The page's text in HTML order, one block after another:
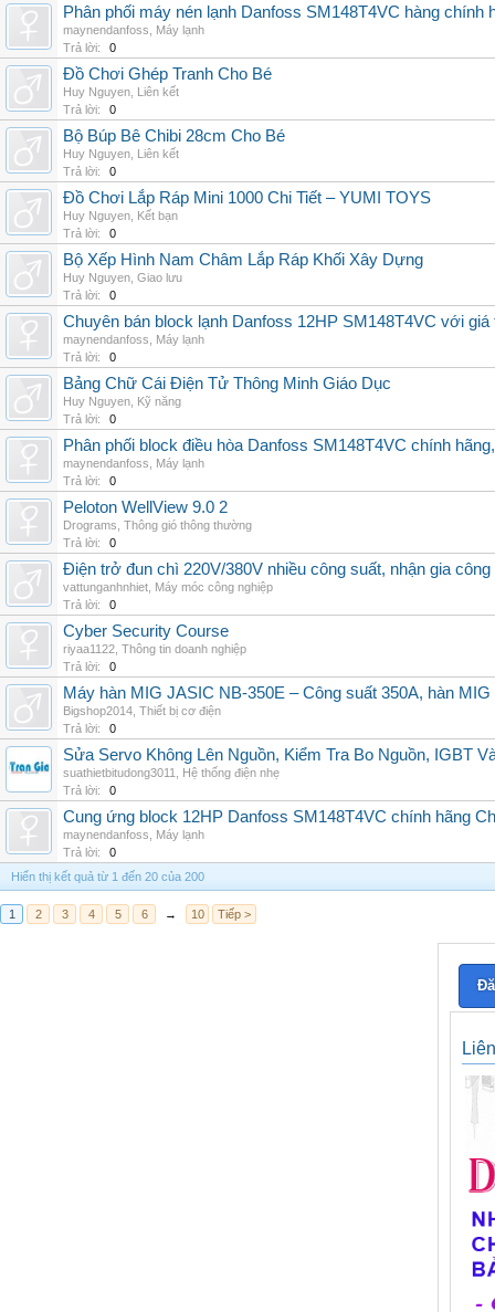
Phân phối máy nén lạnh Danfoss SM148T4VC hàng chính
maynendanfoss
Máy lạnh
Trả lời:
0
Đồ Chơi Ghép Tranh Cho Bé
Huy Nguyen Liên kết
Trả lời:
0
Bộ Búp Bê Chibi 28cm Cho Bé
Huy Nguyen Liên kết
Trả lời:
0
Đồ Chơi Lắp Ráp Mini 1000 Chi Tiết – YUMI TOYS
Huy Nguyen Kết bạn
Trả lời:
0
Bộ Xếp Hình Nam Châm Lắp Ráp Khối Xây Dựng
Huy Nguyen Giao lưu
Trả lời:
0
Chuyên bán block lạnh Danfoss 12HP SM148T4VC với
maynendanfoss
Máy lạnh
Trả lời:
0
Bảng Chữ Cái Điện Tử Thông Minh Giáo Dục
Huy Nguyen Kỹ năng
Trả lời:
0
Phân phối block điều hòa Danfoss SM148T4VC chính
maynendanfoss
Máy lạnh
Trả lời:
0
Peloton WellView 9.0 2
Drograms Thông gió thông thường
Trả lời:
0
Điện trở đun chì 220V/380V nhiều công suất, nhận gia
vattunganhnhiet Máy móc công nghiệp
Trả lời:
0
Cyber Security Course
riyaa1122 Thông tin doanh nghiệp
Trả lời:
0
Máy hàn MIG JASIC NB-350E – Công suất 350A, hàn
Bigshop2014 Thiết bị cơ điện
Trả lời:
0
Sửa Servo Không Lên Nguồn, Kiểm Tra Bo Nguồn, IGBT
suathietbitudong3011
Hệ thống điện nhẹ
Trả lời:
0
Cung ứng block 12HP Danfoss SM148T4VC chính hãng
maynendanfoss
Máy lạnh
Trả lời:
0
Hiển thị kết quả từ 1 đến 20 của 200
1 2 3 4 5 6 → 10 Tiếp >